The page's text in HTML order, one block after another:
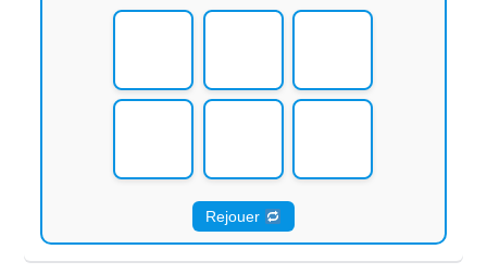
Rejouer